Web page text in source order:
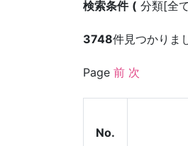
検索条件 分類[全
3748件見つかりま
Page 前 次
No.